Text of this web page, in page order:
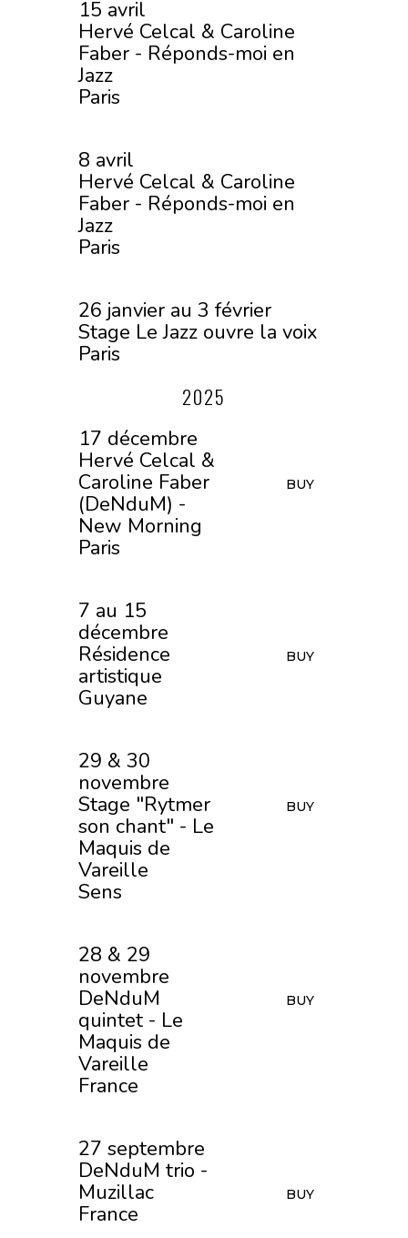
15 avril
Hervé Celcal & Caroline
Faber - Réponds-moi en
Jazz
Paris
8 avril
Hervé Celcal & Caroline
Faber - Réponds-moi en
Jazz
Paris
26 janvier au 3 février
Stage Le Jazz ouvre la voix
Paris
2025
17 décembre
Hervé Celcal &
Caroline Faber
(DeNduM) -
New Morning
Paris
BUY
7 au 15
décembre
Résidence
artistique
Guyane
BUY
29 & 30
novembre
Stage "Rytmer
son chant" - Le
Maquis de
Vareille
Sens
BUY
28 & 29
novembre
DeNduM
quintet - Le
Maquis de
Vareille
France
BUY
27 septembre
DeNduM trio -
Muzillac
France
BUY